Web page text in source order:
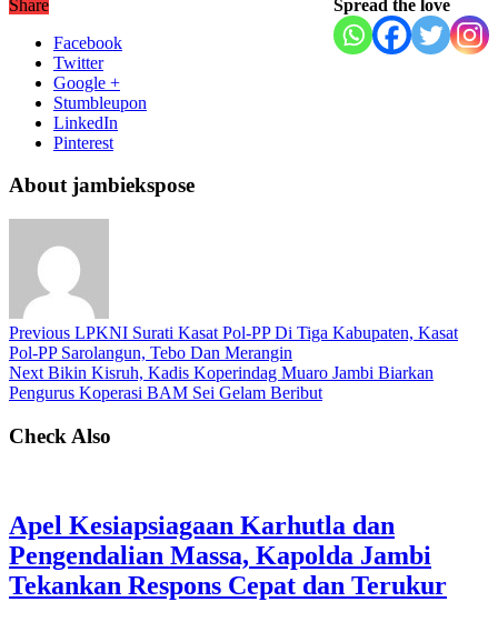
Spread the love
Share
Facebook
Twitter
Google +
Stumbleupon
LinkedIn
Pinterest
About jambiekspose
Previous LPKNI Surati Kasat Pol-PP Di Tiga Kabupaten, Kasat
Pol-PP Sarolangun, Tebo Dan Merangin
Next Bikin Kisruh, Kadis Koperindag Muaro Jambi Biarkan
Pengurus Koperasi BAM Sei Gelam Beribut
Check Also
Apel Kesiapsiagaan Karhutla dan
Pengendalian Massa, Kapolda Jambi
Tekankan Respons Cepat dan Terukur